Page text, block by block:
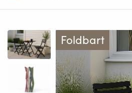
Foldbart